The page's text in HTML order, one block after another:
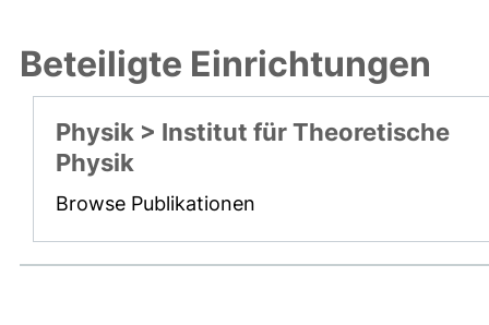
Beteiligte Einrichtungen
Physik > Institut für Theoretische
Physik
Browse Publikationen